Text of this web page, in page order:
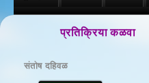
प्रतिक्रिया कळवा
संतोष दहिवळ